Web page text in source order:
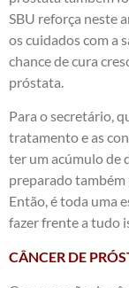
SBU reforça neste
os cuidados com a
chance de cura
próstata.
Para o secretário,
tratamento e as
ter um acúmulo de
preparado também
Então, é toda uma
fazer frente a tudo
CÂNCER DE